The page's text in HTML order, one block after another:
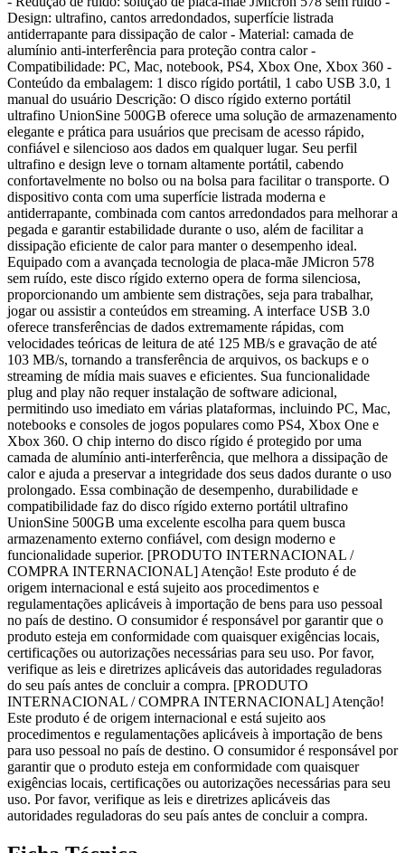
Design: ultrafino, cantos arredondados, superfície listrada
antiderrapante para dissipação de calor - Material: camada de
alumínio anti-interferência para proteção contra calor -
Compatibilidade: PC, Mac, notebook, PS4, Xbox One, Xbox 360 -
Conteúdo da embalagem: 1 disco rígido portátil, 1 cabo USB 3.0, 1
manual do usuário Descrição: O disco rígido externo portátil
ultrafino UnionSine 500GB oferece uma solução de armazenamento
elegante e prática para usuários que precisam de acesso rápido,
confiável e silencioso aos dados em qualquer lugar. Seu perfil
ultrafino e design leve o tornam altamente portátil, cabendo
confortavelmente no bolso ou na bolsa para facilitar o transporte. O
dispositivo conta com uma superfície listrada moderna e
antiderrapante, combinada com cantos arredondados para melhorar a
pegada e garantir estabilidade durante o uso, além de facilitar a
dissipação eficiente de calor para manter o desempenho ideal.
Equipado com a avançada tecnologia de placa-mãe JMicron 578
sem ruído, este disco rígido externo opera de forma silenciosa,
proporcionando um ambiente sem distrações, seja para trabalhar,
jogar ou assistir a conteúdos em streaming. A interface USB 3.0
oferece transferências de dados extremamente rápidas, com
velocidades teóricas de leitura de até 125 MB/s e gravação de até
103 MB/s, tornando a transferência de arquivos, os backups e o
streaming de mídia mais suaves e eficientes. Sua funcionalidade
plug and play não requer instalação de software adicional,
permitindo uso imediato em várias plataformas, incluindo PC, Mac,
notebooks e consoles de jogos populares como PS4, Xbox One e
Xbox 360. O chip interno do disco rígido é protegido por uma
camada de alumínio anti-interferência, que melhora a dissipação de
calor e ajuda a preservar a integridade dos seus dados durante o uso
prolongado. Essa combinação de desempenho, durabilidade e
compatibilidade faz do disco rígido externo portátil ultrafino
UnionSine 500GB uma excelente escolha para quem busca
armazenamento externo confiável, com design moderno e
funcionalidade superior. [PRODUTO INTERNACIONAL /
COMPRA INTERNACIONAL] Atenção! Este produto é de
origem internacional e está sujeito aos procedimentos e
regulamentações aplicáveis à importação de bens para uso pessoal
no país de destino. O consumidor é responsável por garantir que o
produto esteja em conformidade com quaisquer exigências locais,
certificações ou autorizações necessárias para seu uso. Por favor,
verifique as leis e diretrizes aplicáveis das autoridades reguladoras
do seu país antes de concluir a compra. [PRODUTO
INTERNACIONAL / COMPRA INTERNACIONAL] Atenção!
Este produto é de origem internacional e está sujeito aos
procedimentos e regulamentações aplicáveis à importação de bens
para uso pessoal no país de destino. O consumidor é responsável por
garantir que o produto esteja em conformidade com quaisquer
exigências locais, certificações ou autorizações necessárias para seu
uso. Por favor, verifique as leis e diretrizes aplicáveis das
autoridades reguladoras do seu país antes de concluir a compra.